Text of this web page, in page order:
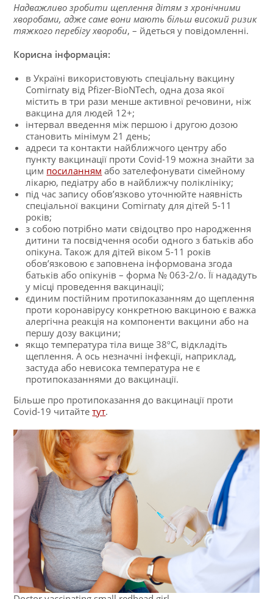
Надважливо зробити щеплення дітям з хронічними
хворобами, адже саме вони мають більш високий ризик
тяжкого перебігу хвороби, – йдеться у повідомленні.
Корисна інформація:
в Україні використовують спеціальну вакцину
Comirnaty від Pfizer-BioNTech, одна доза якої
містить в три рази менше активної речовини, ніж
вакцина для людей 12+;
інтервал введення між першою і другою дозою
становить мінімум 21 день;
адреси та контакти найближчого центру або
пункту вакцинації проти Covid-19 можна знайти за
цим посиланням або зателефонувати сімейному
лікарю, педіатру або в найближчу поліклініку;
під час запису обов’язково уточнюйте наявність
спеціальної вакцини Comirnaty для дітей 5-11
років;
з собою потрібно мати свідоцтво про народження
дитини та посвідчення особи одного з батьків або
опікуна. Також для дітей віком 5-11 років
обов’язковою є заповнена інформована згода
батьків або опікунів – форма № 063-2/о. Її нададуть
у місці проведення вакцинації;
єдиним постійним протипоказанням до щеплення
проти коронавірусу конкретною вакциною є важка
алергічна реакція на компоненти вакцини або на
першу дозу вакцини;
якщо температура тіла вище 38ºC, відкладіть
щеплення. А ось незначні інфекції, наприклад,
застуда або невисока температура не є
протипоказаннями до вакцинації.
Більше про протипоказання до вакцинації проти
Covid-19 читайтетут.